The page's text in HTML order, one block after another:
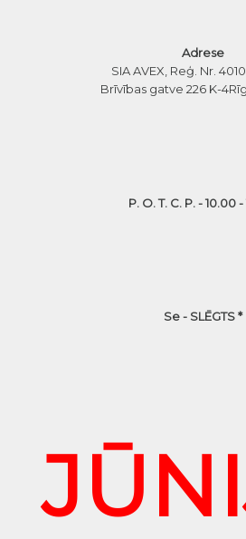
Adrese
SIA AVEX, Reģ. Nr.
Brīvības gatve 226 K-4
P. O. T. C. P. - 10.00
Se - SLĒGTS *